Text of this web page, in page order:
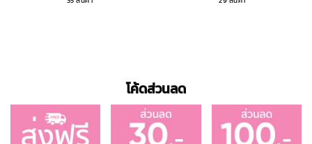
โค้ดส่วนลด